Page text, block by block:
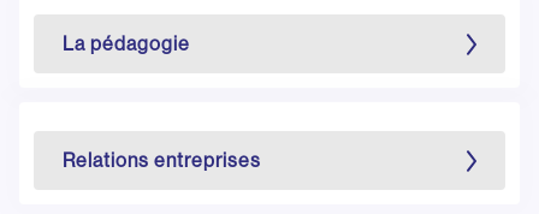
La pédagogie
Relations entreprises